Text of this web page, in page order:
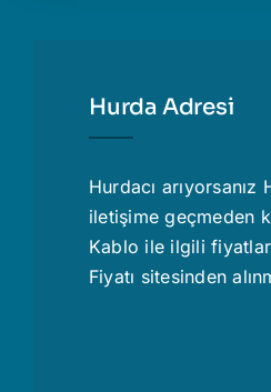
Hurda Adresi
Hurdacı arıyorsanız
iletişime geçmeden
Kablo ile ilgili fiyatlar
Fiyatı sitesinden